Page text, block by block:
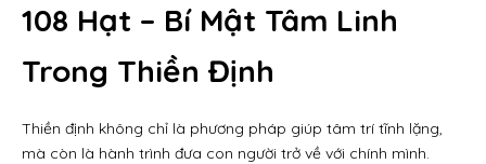
108 Hạt – Bí Mật Tâm Linh
Trong Thiền Định
Thiền định không chỉ là phương pháp giúp tâm trí tĩnh lặng,
mà còn là hành trình đưa con người trở về với chính mình.